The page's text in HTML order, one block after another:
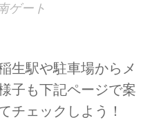
ゲート
生駅や駐車場からメ
子も下記ページで案
チェックしよう！